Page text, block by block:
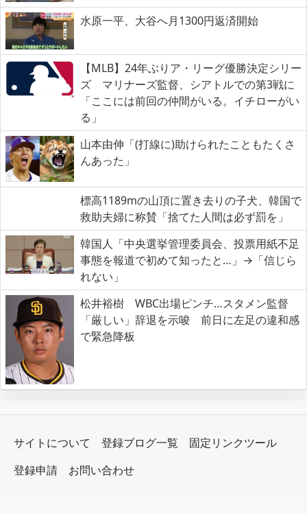
水原一平、大谷へ月1300円返済開始
【MLB】24年ぶりア・リーグ優勝決定シリー
ズ マリナーズ監督、シアトルでの第3戦に
「ここには前回の仲間がいる。イチローがい
る」
山本由伸「(打線に)助けられたこともたくさ
んあった」
標高1189mの山頂に置き去りの子犬、韓国で
救助夫婦に称賛「捨てた人間は必ず罰を」
韓国人「中央選挙管理委員会、投票用紙不足
事態を報道で初めて知ったと…」→「信じら
れない」
松井裕樹 WBC出場ピンチ…スタメン監督
「厳しい」辞退を示唆 前日に左足の違和感
で緊急降板
サイトについて 登録ブログ一覧
固定リンクツール
登録申請
お問い合わせ